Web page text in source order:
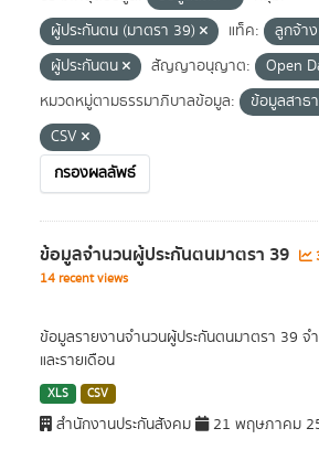
ผู้ประกันตน (มาตรา 39)
แท็ค:
ลูกจ้าง
ผู้ประกันตน
สัญญาอนุญาต:
Open
หมวดหมู่ตามธรรมาภิบาลข้อมูล:
ข้อมูลสาธ
CSV
กรองผลลัพธ์
ข้อมูลจำนวนผู้ประกันตนมาตรา 39
14 recent views
ข้อมูลรายงานจำนวนผู้ประกันตนมาตรา 39 จ
และรายเดือน
XLS CSV
สำนักงานประกันสังคม 21 พฤษภาคม